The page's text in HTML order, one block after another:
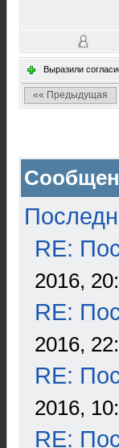
Выразили
«« Предыдущая
RE:
2016,
RE:
2016,
RE:
2016,
RE: